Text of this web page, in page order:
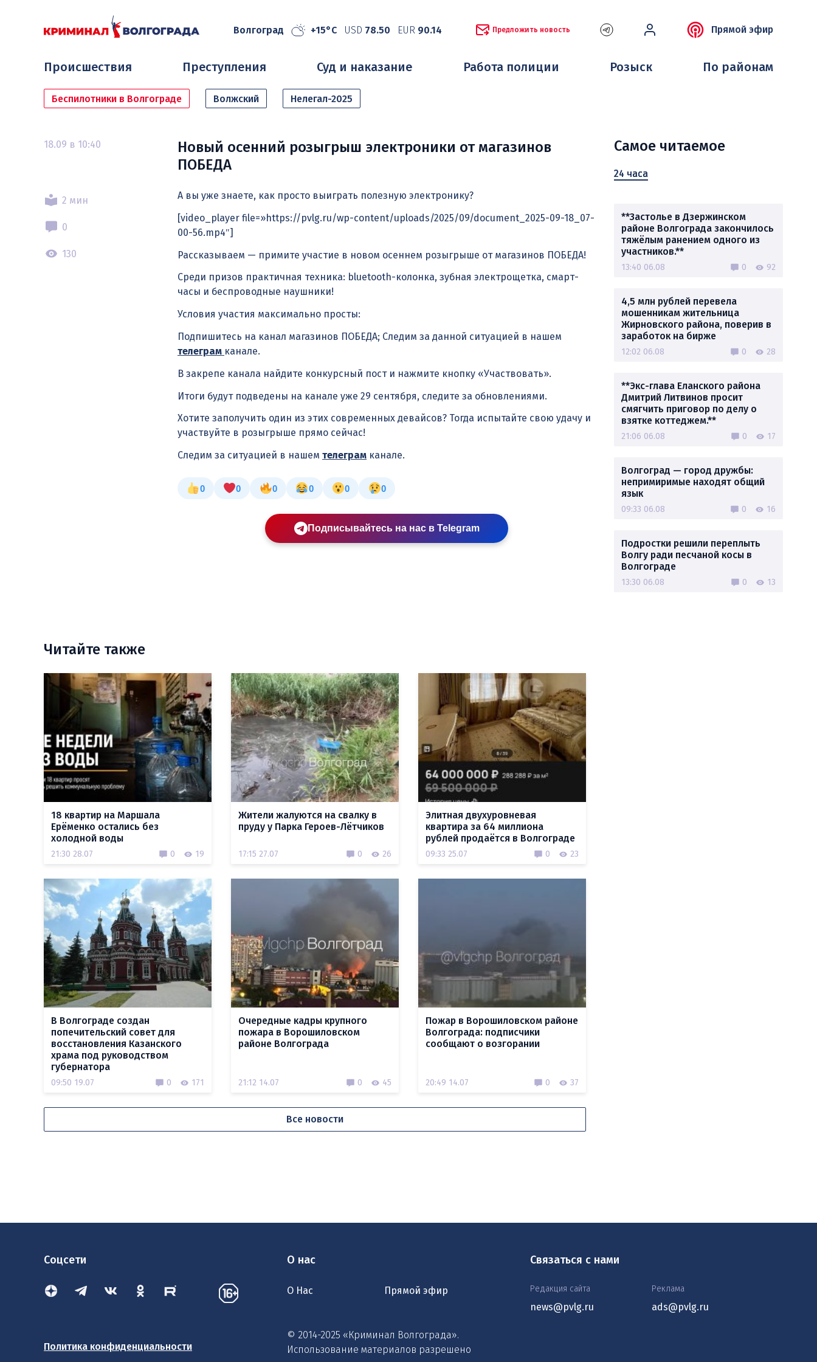
Волгоград +15°C USD 78.50 EUR 90.14 Предложить новость Прямой эфир
Происшествия Преступления Суд и наказание Работа полиции Розыск По районам
Беспилотники в Волгограде Волжский Нелегал-2025
18.09 в 10:40
2 мин
0
130
Новый осенний розыгрыш электроники от магазинов
ПОБЕДА
А вы уже знаете, как просто выиграть полезную электронику?
[video_player file=»https://pvlg.ru/wp-content/uploads/2025/09/document_2025-09-18_07-
00-56.mp4″]
Рассказываем — примите участие в новом осеннем розыгрыше от магазинов ПОБЕДА!
Среди призов практичная техника: bluetooth-колонка, зубная электрощетка, смарт-
часы и беспроводные наушники!
Условия участия максимально просты:
Подпишитесь на канал магазинов ПОБЕДА; Следим за данной ситуацией в нашем
телеграм канале.
В закрепе канала найдите конкурсный пост и нажмите кнопку «Участвовать».
Итоги будут подведены на канале уже 29 сентября, следите за обновлениями.
Хотите заполучить один из этих современных девайсов? Тогда испытайте свою удачу и
участвуйте в розыгрыше прямо сейчас!
Следим за ситуацией в нашем телеграм канале.
0 0 0 0 0 0
Подписывайтесь на нас в Telegram
Самое читаемое
24 часа
**Застолье в Дзержинском
районе Волгограда закончилось
тяжёлым ранением одного из
участников.**
13:40 06.08 0 92
4,5 млн рублей перевела
мошенникам жительница
Жирновского района, поверив в
заработок на бирже
12:02 06.08 0 28
**Экс-глава Еланского района
Дмитрий Литвинов просит
смягчить приговор по делу о
взятке коттеджем.**
21:06 06.08 0 17
Волгоград — город дружбы:
непримиримые находят общий
язык
09:33 06.08 0 16
Подростки решили переплыть
Волгу ради песчаной косы в
Волгограде
13:30 06.08 0 13
Читайте также
18 квартир на Маршала
Ерёменко остались без
холодной воды
21:30 28.07 0 19
Жители жалуются на свалку в
пруду у Парка Героев-Лётчиков
17:15 27.07 0 26
Элитная двухуровневая
квартира за 64 миллиона
рублей продаётся в Волгограде
09:33 25.07 0 23
В Волгограде создан
попечительский совет для
восстановления Казанского
храма под руководством
губернатора
09:50 19.07 0 171
Очередные кадры крупного
пожара в Ворошиловском
районе Волгограда
21:12 14.07 0 45
Пожар в Ворошиловском районе
Волгограда: подписчики
сообщают о возгорании
20:49 14.07 0 37
Все новости
Соцсети
Политика конфиденциальности
О нас
О Нас Прямой эфир
© 2014-2025 «Криминал Волгограда».
Использование материалов разрешено
Связаться с нами
Редакция сайта
news@pvlg.ru
Реклама
ads@pvlg.ru